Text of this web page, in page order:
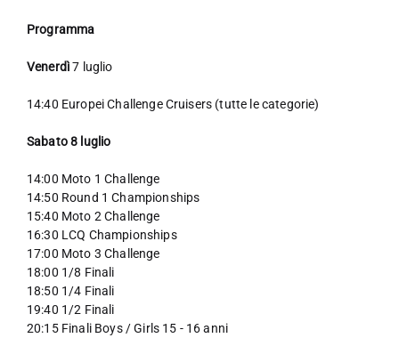
Programma
Venerdì7 luglio
14:40 Europei Challenge Cruisers (tutte le categorie)
Sabato 8 luglio
14:00 Moto 1 Challenge
14:50 Round 1 Championships
15:40 Moto 2 Challenge
16:30 LCQ Championships
17:00 Moto 3 Challenge
18:00 1/8 Finali
18:50 1/4 Finali
19:40 1/2 Finali
20:15 Finali Boys / Girls 15 - 16 anni